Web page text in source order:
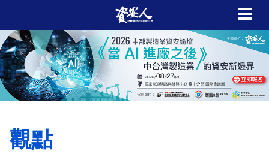
觀點